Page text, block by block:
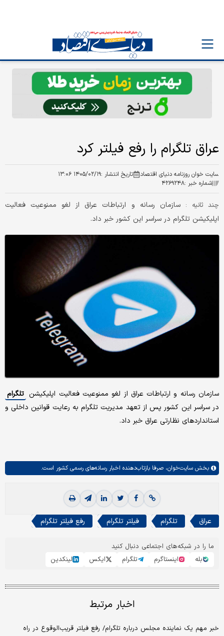
عراق تلگرام را رفع فیلتر کرد
سایت خوان روزنامه دنیای اقتصاد تاریخ انتشار :۱۴۰۵/۰۲/۱۹ ۱۳:۰۶
شماره خبر :۴۲۶۹۲۴۸
چند ثانیه :سازمان رسانه و ارتباطات عراق از لغو ممنوعیت فعالیت
اپلیکیشن تلگرام در سراسر این کشور خبر داد.
سازمان رسانه و ارتباطات عراق از لغو ممنوعیت فعالیت اپلیکیشن تلگرام
در سراسر این کشور پس از تعهد مدیریت تلگرام به رعایت قوانین داخلی و
استانداردهای نظارتی عراق خبر داد.
بخش سایت‌خوان، صرفا بازتاب‌دهنده اخبار رسانه‌های رسمی کشور است.
عراق تلگرام فیلتر تلگرام رفع فیلتر تلگرام
ما را در شبکه‌های اجتماعی دنبال کنید
بله
اینستاگرم تلگرام ایکس لینکدین
اخبار مرتبط
خبر مهم یک نماینده مجلس درباره تلگرام/ رفع فیلتر قریب‌الوقوع در راه